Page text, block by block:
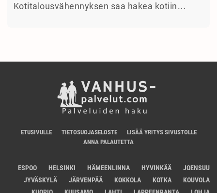
Kotitalousvähennyksen saa hakea kotiin…
ETUSIVULLE TIETOSUOJASELOSTE
LISÄÄ YRITYS SIVUSTOLLE
ANNA PALAUTETTA
ESPOO HELSINKI HÄMEENLINNA HYVINKÄÄ
JOENSUU
JYVÄSKYLÄ
JÄRVENPÄÄ KOKKOLA KOTKA
KOUVOLA